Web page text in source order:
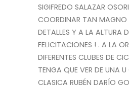
SIGIFREDO SALAZAR
COORDINAR TAN MAGNO
DETALLES Y A LA ALTURA
FELICITACIONES ! . A LA
DIFERENTES CLUBES DE
TENGA QUE VER DE UNA
CLASICA RUBÉN DARÍO